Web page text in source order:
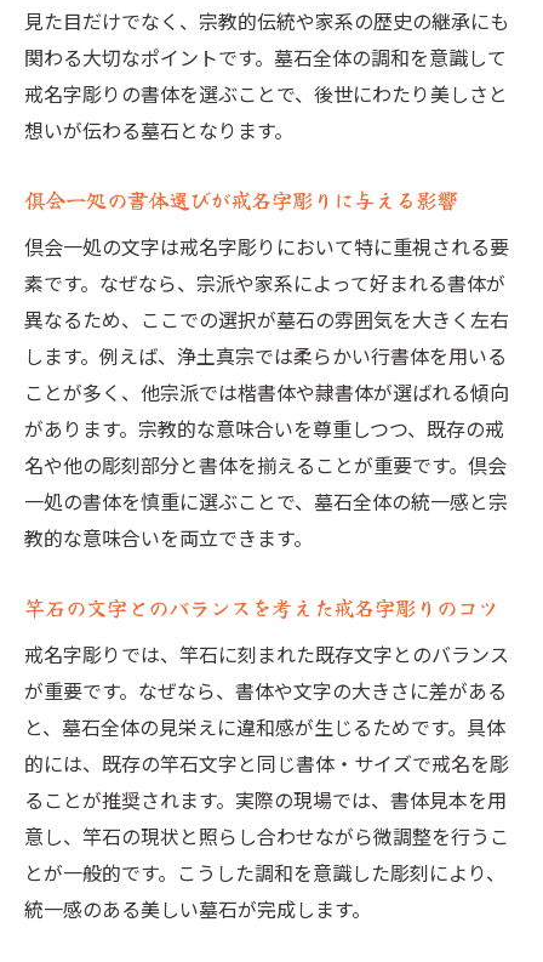
戒名字彫りに適した書体選択の判断ポイン
ト
供養の想いをかたちにする戒名字彫りの書
体選び
定法
書体選びを間違えないための戒名字彫りチ
ェックリスト
既存文字に馴染む戒名字彫りのコツ
既存の墓石文字と調和する戒名字彫りの工
夫
墓石に名前を彫る際の戒名字彫りポイント
解説
石に名前を彫る場合の書体合わせの注意点
の秘訣
戒名字彫りで墓石全体の統一感を保つ方法
戒名字彫りの書体合わせで後悔しないため
に
戒名字彫りを美しく仕上げる書体の選び方
戒名字彫りで美しさを引き出す書体選びの
基準
墓石に名前を彫るときの書体バリエーショ
ン解説
見た目だけでなく、宗教的伝統や家系の歴史の継承にも
関わる大切なポイントです。墓石全体の調和を意識して
戒名字彫りの書体を選ぶことで、後世にわたり美しさと
想いが伝わる墓石となります。
倶会一処の書体選びが戒名字彫りに与える影響
倶会一処の文字は戒名字彫りにおいて特に重視される要
素です。なぜなら、宗派や家系によって好まれる書体が
異なるため、ここでの選択が墓石の雰囲気を大きく左右
します。例えば、浄土真宗では柔らかい行書体を用いる
ことが多く、他宗派では楷書体や隷書体が選ばれる傾向
があります。宗教的な意味合いを尊重しつつ、既存の戒
名や他の彫刻部分と書体を揃えることが重要です。倶会
一処の書体を慎重に選ぶことで、墓石全体の統一感と宗
教的な意味合いを両立できます。
竿石の文字とのバランスを考えた戒名字彫りのコツ
戒名字彫りでは、竿石に刻まれた既存文字とのバランス
が重要です。なぜなら、書体や文字の大きさに差がある
と、墓石全体の見栄えに違和感が生じるためです。具体
的には、既存の竿石文字と同じ書体・サイズで戒名を彫
ることが推奨されます。実際の現場では、書体見本を用
意し、竿石の現状と照らし合わせながら微調整を行うこ
とが一般的です。こうした調和を意識した彫刻により、
統一感のある美しい墓石が完成します。